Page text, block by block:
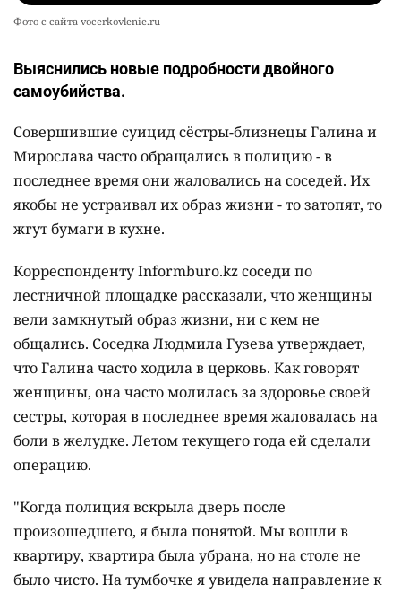
Фото с сайта vocerkovlenie.ru
Выяснились новые подробности двойного
самоубийства.
Совершившие суицид сёстры-близнецы Галина и
Мирослава часто обращались в полицию - в
последнее время они жаловались на соседей. Их
якобы не устраивал их образ жизни - то затопят, то
жгут бумаги в кухне.
Корреспонденту Informburo.kz соседи по
лестничной площадке рассказали, что женщины
вели замкнутый образ жизни, ни с кем не
общались. Соседка Людмила Гузева утверждает,
что Галина часто ходила в церковь. Как говорят
женщины, она часто молилась за здоровье своей
сестры, которая в последнее время жаловалась на
боли в желудке. Летом текущего года ей сделали
операцию.
"Когда полиция вскрыла дверь после
произошедшего, я была понятой. Мы вошли в
квартиру, квартира была убрана, но на столе не
было чисто. На тумбочке я увидела направление к